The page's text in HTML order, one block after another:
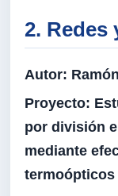
2. Redes
Autor:
Proyecto:
por división
mediante